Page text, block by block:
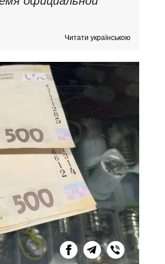
Читати українською